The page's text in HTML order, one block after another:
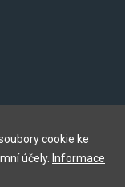
cookie ke
účely. Informace